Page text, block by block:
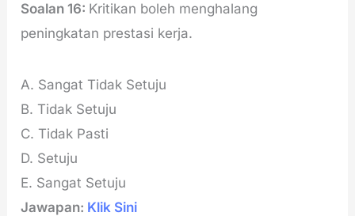
Soalan 16: Kritikan boleh menghalang
peningkatan prestasi kerja.
A. Sangat Tidak Setuju
B. Tidak Setuju
C. Tidak Pasti
D. Setuju
E. Sangat Setuju
Jawapan: Klik Sini